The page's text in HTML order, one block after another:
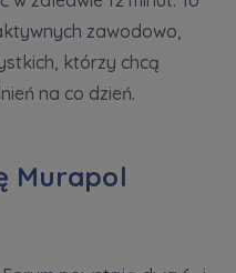
zawodowo,
którzy chcą
na co dzień.
Murapol